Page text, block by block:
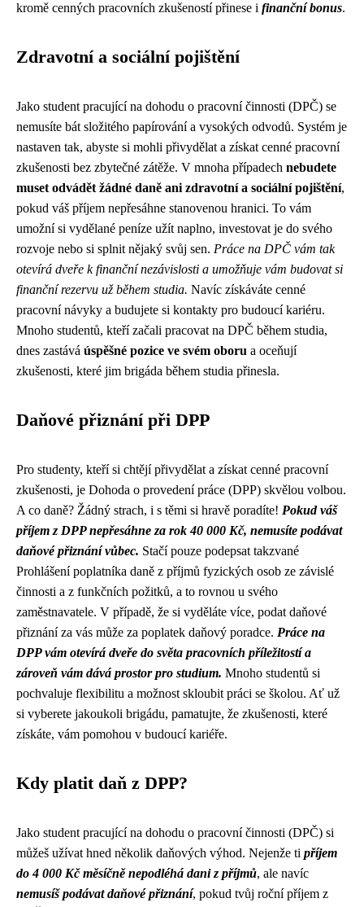
kromě cenných pracovních zkušeností přinese i finanční bonus.
Zdravotní a sociální pojištění
Jako student pracující na dohodu o pracovní činnosti (DPČ) se
nemusíte bát složitého papírování a vysokých odvodů. Systém je
nastaven tak, abyste si mohli přivydělat a získat cenné pracovní
zkušenosti bez zbytečné zátěže. V mnoha případech nebudete
muset odvádět žádné daně ani zdravotní a sociální pojištění,
pokud váš příjem nepřesáhne stanovenou hranici. To vám
umožní si vydělané peníze užít naplno, investovat je do svého
rozvoje nebo si splnit nějaký svůj sen. Práce na DPČ vám tak
otevírá dveře k finanční nezávislosti a umožňuje vám budovat si
finanční rezervu už během studia. Navíc získáváte cenné
pracovní návyky a budujete si kontakty pro budoucí kariéru.
Mnoho studentů, kteří začali pracovat na DPČ během studia,
dnes zastává úspěšné pozice ve svém oboru a oceňují
zkušenosti, které jim brigáda během studia přinesla.
Daňové přiznání při DPP
Pro studenty, kteří si chtějí přivydělat a získat cenné pracovní
zkušenosti, je Dohoda o provedení práce (DPP) skvělou volbou.
A co daně? Žádný strach, i s těmi si hravě poradíte! Pokud váš
příjem z DPP nepřesáhne za rok 40 000 Kč, nemusíte podávat
daňové přiznání vůbec. Stačí pouze podepsat takzvané
Prohlášení poplatníka daně z příjmů fyzických osob ze závislé
činnosti a z funkčních požitků, a to rovnou u svého
zaměstnavatele. V případě, že si vyděláte více, podat daňové
přiznání za vás může za poplatek daňový poradce. Práce na
DPP vám otevírá dveře do světa pracovních příležitostí a
zároveň vám dává prostor pro studium. Mnoho studentů si
pochvaluje flexibilitu a možnost skloubit práci se školou. Ať už
si vyberete jakoukoli brigádu, pamatujte, že zkušenosti, které
získáte, vám pomohou v budoucí kariéře.
Kdy platit daň z DPP?
Jako student pracující na dohodu o pracovní činnosti (DPČ) si
můžeš užívat hned několik daňových výhod. Nejenže ti příjem
do 4 000 Kč měsíčně nepodléhá dani z příjmů, ale navíc
nemusíš podávat daňové přiznání, pokud tvůj roční příjem z